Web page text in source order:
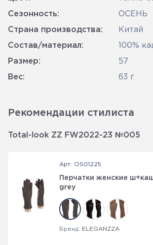
Сезонность: ОСЕНЬ
Страна производства: Китай
Состав/материал: 100%
Размер: 57
Вес: 63 г
Рекомендации стилиста
Total-look ZZ FW2022-23 №005
Арт: OS01225
Перчатки женские
grey
Бренд: ELEGANZZA